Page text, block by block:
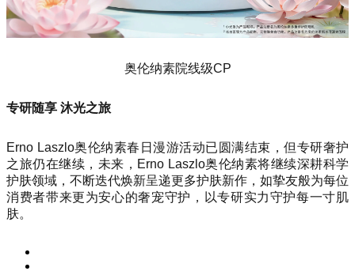
奥伦纳素院线级CP
专研随享 沐光之旅
Erno Laszlo奥伦纳素春日漫游活动已圆满结束，但专研奢护
之旅仍在继续，未来，Erno Laszlo奥伦纳素将继续深耕科学
护肤领域，不断迭代焕新呈递更多护肤新作，如挚友般为每位
消费者带来更为安心的奢宠守护，以专研实力守护每一寸肌
肤。